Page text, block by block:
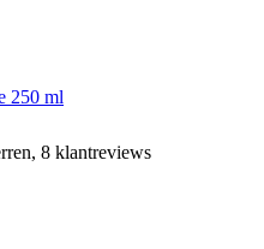
250 ml
8 klantreviews